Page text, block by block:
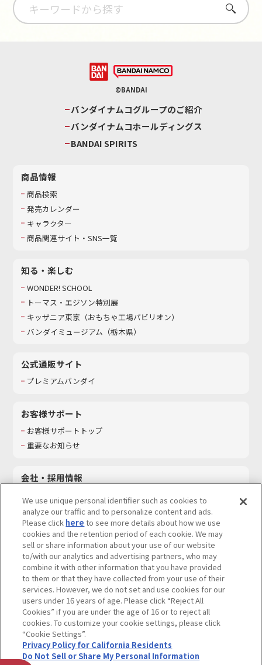
さがす
©BANDAI
バンダイナムコグループのご紹介
バンダイナムコホールディングス
BANDAI SPIRITS
商品情報
商品検索
発売カレンダー
キャラクター
商品関連サイト・SNS一覧
知る・楽しむ
WONDER! SCHOOL
トーマス・エジソン特別展
キッザニア東京（おもちゃ工場パビリオン）​
バンダイミュージアム（栃木県）
公式通販サイト
プレミアムバンダイ
お客様サポート
お客様サポートトップ
重要なお知らせ
会社・採用情報
採用情報
サステナビリティ
お問い合わせ
ウェブサイトご利用条件 ソーシャルメディアポリシー
個人情報及び特定個人情報等の取り扱いに関する保護方針
Do Not Sell or Share My Personal Information著作権・商標について
カスタマーハラスメントに対する基本的な対応方針
We use unique personal identifier such as cookies to
analyze our traffic and to personalize content and ads.
Please click here to see more details about how we use
cookies and the retention period of each cookie. We may
sell or share information about your use of our website
to/with our analytics and advertising partners, who may
combine it with other information that you have provided
to them or that they have collected from your use of their
services. However, we do not set and use cookies for our
users under 16 years of age. Please click “Reject All
Cookies” if you are under the age of 16 or to reject all
cookies. To customize your cookie settings, please click
“Cookie Settings”.
Privacy Policy for California Residents
Do Not Sell or Share My Personal Information